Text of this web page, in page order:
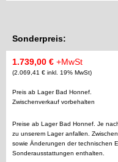
Sonderpreis:
1.739,00 € +MwSt
(2.069,41 € inkl. 19% MwSt)
Preis ab Lager Bad Honnef.
Zwischenverkauf vorbehalten
Preise ab Lager Bad Honnef. Je
zu unserem Lager anfallen.
sowie Änderungen der technischen
Sonderausstattungen enthalten.